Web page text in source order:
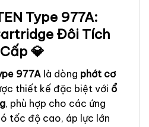
Type 977A:
Đôi Tích
💎
977A là dòng phớt cơ
thiết kế đặc biệt với ổ
, phù hợp cho các ứng
tốc độ cao, áp lực lớn